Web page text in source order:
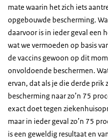
mate waarin het zich iets
opgebouwde bescherming.
daarvoor is in ieder geval een
wat we vermoeden op basis
de vaccins gewoon op dit
onvoldoende beschermen.
ervan, dat als je die derde prik
bescherming naar zo’n 75
exact doet tegen
maar in ieder geval zo’n 75
is een geweldig resultaat en